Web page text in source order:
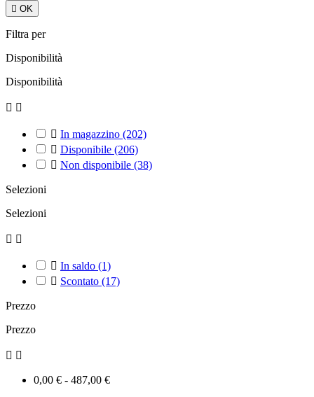
 OK
Filtra per
Disponibilità
Disponibilità
 
 In magazzino (202)
 Disponibile (206)
 Non disponibile (38)
Selezioni
Selezioni
 
 In saldo (1)
 Scontato (17)
Prezzo
Prezzo
 
0,00 € - 487,00 €